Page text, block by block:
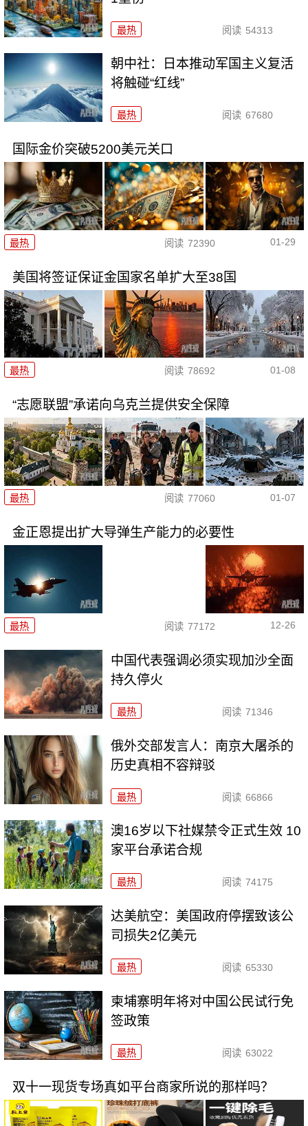
最热 阅读 54313
朝中社：日本推动军国主义复活
将触碰“红线”
最热 阅读 67680
国际金价突破5200美元关口
最热 阅读 72390 01-29
美国将签证保证金国家名单扩大至38国
最热 阅读 78692 01-08
“志愿联盟”承诺向乌克兰提供安全保障
最热 阅读 77060 01-07
金正恩提出扩大导弹生产能力的必要性
最热 阅读 77172 12-26
中国代表强调必须实现加沙全面
持久停火
最热 阅读 71346
俄外交部发言人：南京大屠杀的
历史真相不容辩驳
最热 阅读 66866
澳16岁以下社媒禁令正式生效 10
家平台承诺合规
最热 阅读 74175
达美航空：美国政府停摆致该公
司损失2亿美元
最热 阅读 65330
柬埔寨明年将对中国公民试行免
签政策
最热 阅读 63022
双十一现货专场真如平台商家所说的那样吗？